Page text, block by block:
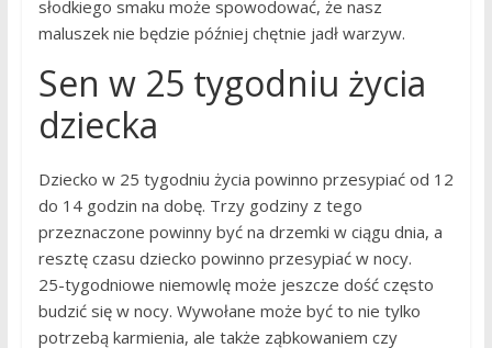
słodkiego smaku może spowodować, że nasz
maluszek nie będzie później chętnie jadł warzyw.
Sen w 25 tygodniu życia
dziecka
Dziecko w 25 tygodniu życia powinno przesypiać od 12
do 14 godzin na dobę. Trzy godziny z tego
przeznaczone powinny być na drzemki w ciągu dnia, a
resztę czasu dziecko powinno przesypiać w nocy.
25-tygodniowe niemowlę może jeszcze dość często
budzić się w nocy. Wywołane może być to nie tylko
potrzebą karmienia, ale także ząbkowaniem czy